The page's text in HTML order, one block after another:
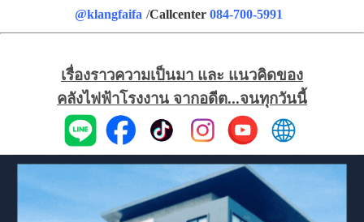
@klangfaifa /Callcenter 084-700-5991
เรื่องราวความเป็นมา และ แนวคิดของ
คลังไฟฟ้าโรงงาน จากอดีต...จนทุกวันนี้